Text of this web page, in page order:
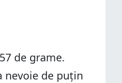
de grame.
nevoie de puțin